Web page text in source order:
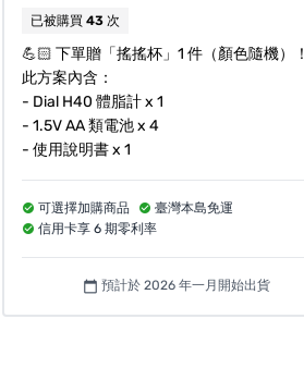
已被購買43 次
💪🏻 下單贈「搖搖杯」1 件（顏色隨機）！
此方案內含：
- Dial H40 體脂計 x 1
- 1.5V AA 類電池 x 4
- 使用說明書 x 1
可選擇加購商品
臺灣本島免運
信用卡享 6 期零利率
calendar_today 預計於 2026 年一月開始出貨